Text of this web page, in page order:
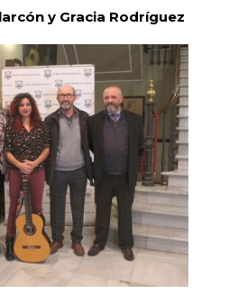
y Gracia Rodríguez